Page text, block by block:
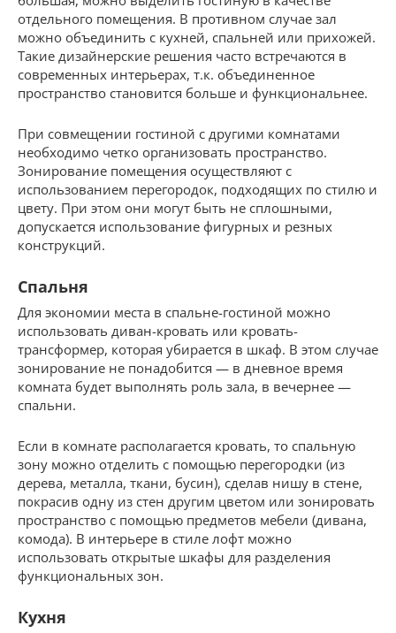
отдельного помещения. В противном случае зал
можно объединить с кухней, спальней или прихожей.
Такие дизайнерские решения часто встречаются в
современных интерьерах, т.к. объединенное
пространство становится больше и функциональнее.
При совмещении гостиной с другими комнатами
необходимо четко организовать пространство.
Зонирование помещения осуществляют с
использованием перегородок, подходящих по стилю и
цвету. При этом они могут быть не сплошными,
допускается использование фигурных и резных
конструкций.
Спальня
Для экономии места в спальне-гостиной можно
использовать диван-кровать или кровать-
трансформер, которая убирается в шкаф. В этом случае
зонирование не понадобится — в дневное время
комната будет выполнять роль зала, в вечернее —
спальни.
Если в комнате располагается кровать, то спальную
зону можно отделить с помощью перегородки (из
дерева, металла, ткани, бусин), сделав нишу в стене,
покрасив одну из стен другим цветом или зонировать
пространство с помощью предметов мебели (дивана,
комода). В интерьере в стиле лофт можно
использовать открытые шкафы для разделения
функциональных зон.
Кухня